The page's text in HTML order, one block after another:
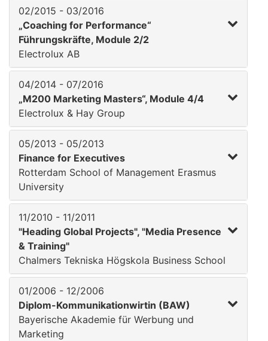
02/2015 - 03/2016
„Coaching for Performance“
Führungskräfte, Module 2/2
Electrolux AB
04/2014 - 07/2016
„M200 Marketing Masters“, Module 4/4
Electrolux & Hay Group
05/2013 - 05/2013
Finance for Executives
Rotterdam School of Management Erasmus
University
11/2010 - 11/2011
"Heading Global Projects", "Media Presence
& Training"
Chalmers Tekniska Högskola Business School
01/2006 - 12/2006
Diplom-Kommunikationwirtin (BAW)
Bayerische Akademie für Werbung und
Marketing